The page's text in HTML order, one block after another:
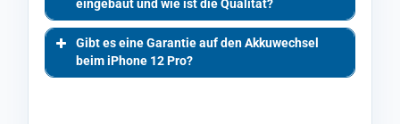
eingebaut und wie ist die Qualität?
Gibt es eine Garantie auf den Akkuwechsel
beim iPhone 12 Pro?